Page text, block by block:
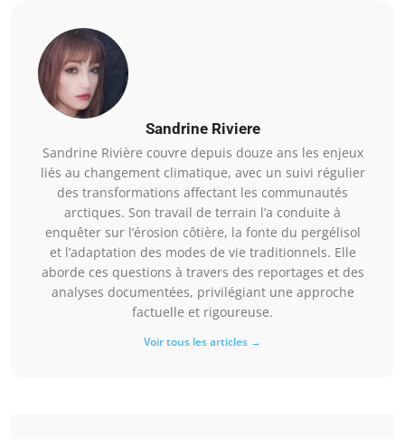
Sandrine Riviere
Sandrine Rivière couvre depuis douze ans les enjeux
liés au changement climatique, avec un suivi régulier
des transformations affectant les communautés
arctiques. Son travail de terrain l’a conduite à
enquêter sur l’érosion côtière, la fonte du pergélisol
et l’adaptation des modes de vie traditionnels. Elle
aborde ces questions à travers des reportages et des
analyses documentées, privilégiant une approche
factuelle et rigoureuse.
Voir tous les articles →